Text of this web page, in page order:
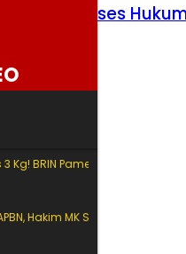
Diproses
BRIN Pamer Gas ANG, Lebih
Hakim MK Soroti Batas